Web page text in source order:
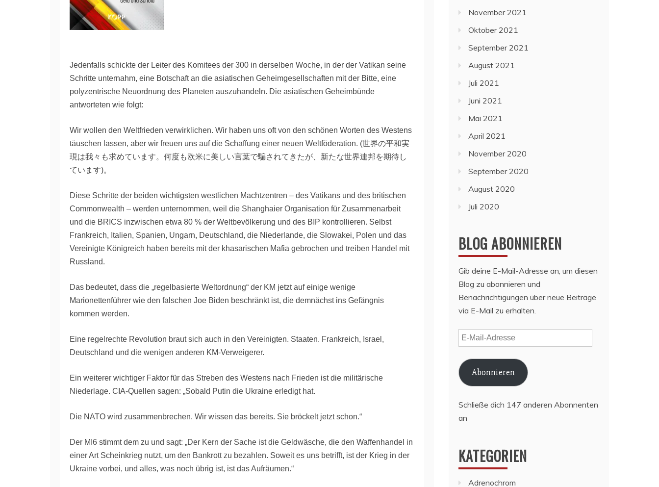
Jedenfalls schickte der Leiter des Komitees der 300 in derselben Woche, in der der Vatikan seine
Schritte unternahm, eine Botschaft an die asiatischen Geheimgesellschaften mit der Bitte, eine
polyzentrische Neuordnung des Planeten auszuhandeln. Die asiatischen Geheimbünde
antworteten wie folgt:
Wir wollen den Weltfrieden verwirklichen. Wir haben uns oft von den schönen Worten des Westens
täuschen lassen, aber wir freuen uns auf die Schaffung einer neuen Weltföderation. (世界の平和実
現は我々も求めています。何度も欧米に美しい言葉で騙されてきたが、新たな世界連邦を期待し
ています)。
Diese Schritte der beiden wichtigsten westlichen Machtzentren – des Vatikans und des britischen
Commonwealth – werden unternommen, weil die Shanghaier Organisation für Zusammenarbeit
und die BRICS inzwischen etwa 80 % der Weltbevölkerung und des BIP kontrollieren. Selbst
Frankreich, Italien, Spanien, Ungarn, Deutschland, die Niederlande, die Slowakei, Polen und das
Vereinigte Königreich haben bereits mit der khasarischen Mafia gebrochen und treiben Handel mit
Russland.
Das bedeutet, dass die „regelbasierte Weltordnung“ der KM jetzt auf einige wenige
Marionettenführer wie den falschen Joe Biden beschränkt ist, die demnächst ins Gefängnis
kommen werden.
Eine regelrechte Revolution braut sich auch in den Vereinigten. Staaten. Frankreich, Israel,
Deutschland und die wenigen anderen KM-Verweigerer.
Ein weiterer wichtiger Faktor für das Streben des Westens nach Frieden ist die militärische
Niederlage. CIA-Quellen sagen: „Sobald Putin die Ukraine erledigt hat.
Die NATO wird zusammenbrechen. Wir wissen das bereits. Sie bröckelt jetzt schon.“
Der MI6 stimmt dem zu und sagt: „Der Kern der Sache ist die Geldwäsche, die den Waffenhandel in
einer Art Scheinkrieg nutzt, um den Bankrott zu bezahlen. Soweit es uns betrifft, ist der Krieg in der
Ukraine vorbei, und alles, was noch übrig ist, ist das Aufräumen.“
November 2021
Oktober 2021
September 2021
August 2021
Juli 2021
Juni 2021
Mai 2021
April 2021
November 2020
September 2020
August 2020
Juli 2020
BLOG ABONNIEREN
Gib deine E-Mail-Adresse an, um diesen
Blog zu abonnieren und
Benachrichtigungen über neue Beiträge
via E-Mail zu erhalten.
E-
Mail-
Adresse
Abonnieren
Schließe dich 147 anderen Abonnenten
an
KATEGORIEN
Adrenochrom